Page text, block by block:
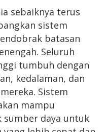
sebaiknya terus
sistem
batasan
Seluruh
tumbuh dengan
kedalaman, dan
Sistem
mampu
sumber daya untuk